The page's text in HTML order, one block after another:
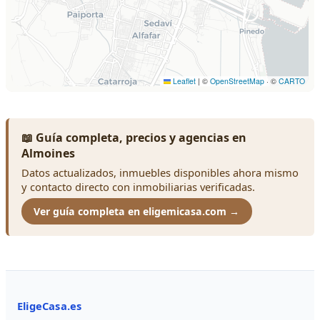
📖 Guía completa, precios y agencias en
Almoines
Datos actualizados, inmuebles disponibles ahora mismo
y contacto directo con inmobiliarias verificadas.
Ver guía completa en eligemicasa.com →
EligeCasa.es